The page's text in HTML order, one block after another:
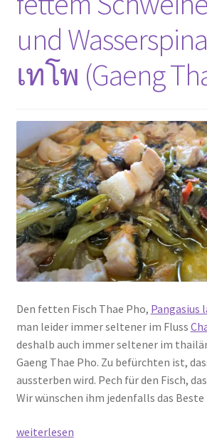
(Hor
Mok
Pla)
und
เทโพ (Gaeng
Den fetten Fisch Thae Pho, Pangasius
man leider immer seltener im Fluss
deshalb auch immer seltener im
Gaeng Thae Pho. Zu befürchten ist,
aussterben wird. Pech für den Fisch,
Wir wünschen ihm jedenfalls das
Thailändisches
weiterlesen